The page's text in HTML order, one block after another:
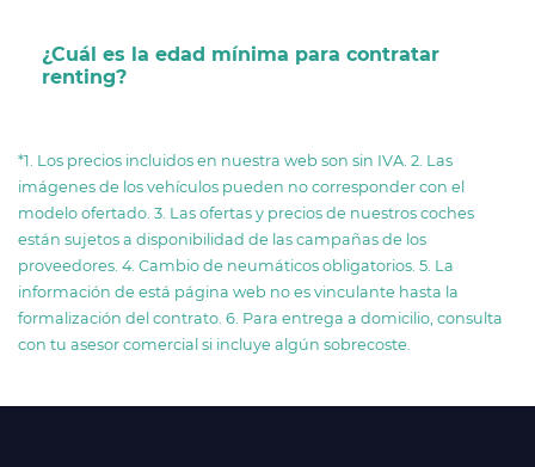
¿Cuál es la edad mínima para contratar
renting?
*1. Los precios incluidos en nuestra web son sin IVA. 2. Las
imágenes de los vehículos pueden no corresponder con el
modelo ofertado. 3. Las ofertas y precios de nuestros coches
están sujetos a disponibilidad de las campañas de los
proveedores. 4. Cambio de neumáticos obligatorios. 5. La
información de está página web no es vinculante hasta la
formalización del contrato. 6. Para entrega a domicilio, consulta
con tu asesor comercial si incluye algún sobrecoste.